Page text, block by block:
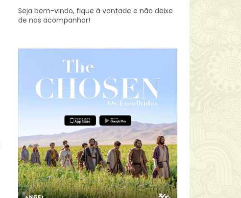
Seja bem-vindo, fique à vontade e não deixe
de nos acompanhar!